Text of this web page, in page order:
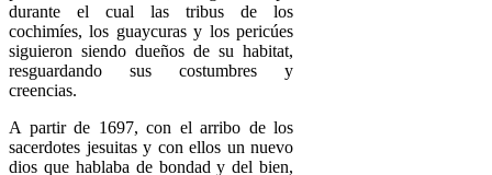
durante el cual las tribus de los
cochimíes, los guaycuras y los pericúes
siguieron siendo dueños de su habitat,
resguardando sus costumbres y
creencias.
A partir de 1697, con el arribo de los
sacerdotes jesuitas y con ellos un nuevo
dios que hablaba de bondad y del bien,